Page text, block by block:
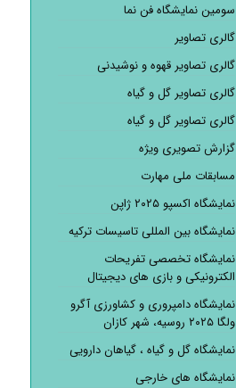
سومین نمایشگاه فن نما
گالری تصاویر
گالری تصاویر قهوه و نوشیدنی
گالری تصاویر گل و گیاه
گالری تصاویر گل و گیاه
گزارش تصویری ویژه
مسابقات ملی مهارت
نمایشگاه اکسپو ۲۰۲۵ ژاپن
نمایشگاه بین المللی تاسیسات ترکیه
نمایشگاه تخصصی تفریحات
الکترونیکی و بازی های دیجیتال
نمایشگاه دامپروری و کشاورزی آگرو
ولگا ۲۰۲۵ روسیه، شهر کازان
نمایشگاه گل و گیاه ، گیاهان دارویی
نمایشگاه های خارجی